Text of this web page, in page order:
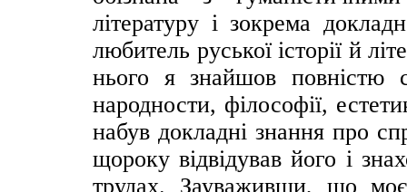
літературу і зокрема
любитель руської історії й
нього я знайшов повністю
народности, філософії,
набув докладні знання про
щороку відвідував його і
трудах. Зауваживши, що